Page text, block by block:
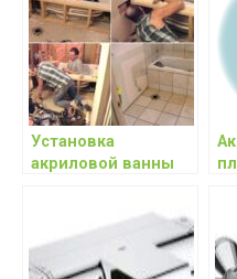
Установка
акриловой ванны
каждому